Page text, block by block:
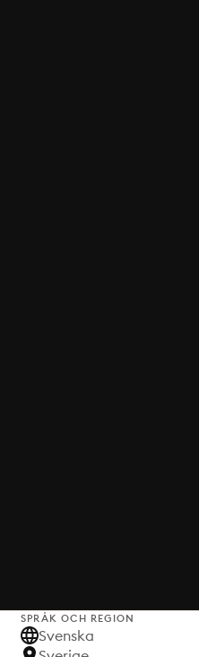
SPRÅK OCH REGION
Svenska